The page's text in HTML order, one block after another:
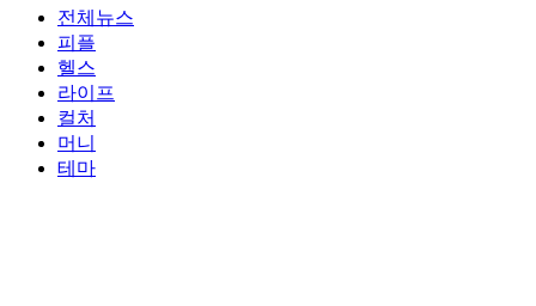
전체뉴스
피플
헬스
라이프
컬처
머니
테마